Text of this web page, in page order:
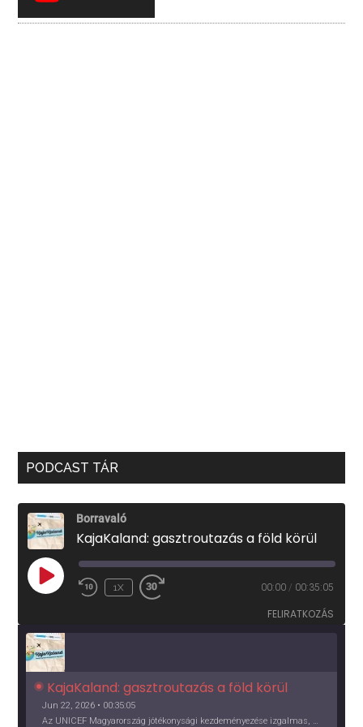
PODCAST TÁR
Borravaló
KajaKaland: gasztroutazás a föld körül
PLAY
EPISODE
1X 00:00 / 00:35:05
FELIRATKOZÁS
KajaKaland: gasztroutazás a föld körül
Jun 22, 2026 • 00:35:05
Az UNICEF Magyarország jótékonysági kezdeményezése izgalmas, egész éves világkörüli ízutazásra hív, igazi családi program és gasztroedukáció, illetve segítség a rászorulóknak is egyben.